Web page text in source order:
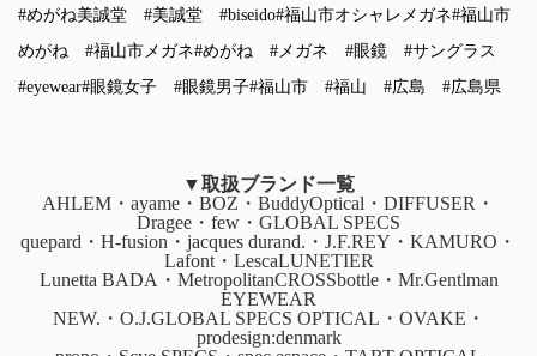
#めがね美誠堂
#美誠堂 #biseido#福山市オシャレメガネ#福山市
めがね
#福山市メガネ#めがね #メガネ #眼鏡
#サングラス
#eyewear#眼鏡女子 #眼鏡男子#福山市 #福山 #広島 #広島県
▼取扱ブランド一覧
AHLEM・ayame・BOZ・BuddyOptical・DIFFUSER・
Dragee・few・GLOBAL SPECS
quepard・H-fusion・jacques durand.・J.F.REY・KAMURO・
Lafont・LescaLUNETIER
Lunetta BADA・MetropolitanCROSSbottle・Mr.Gentlman
EYEWEAR
NEW.・O.J.GLOBAL SPECS OPTICAL・OVAKE・
prodesign:denmark